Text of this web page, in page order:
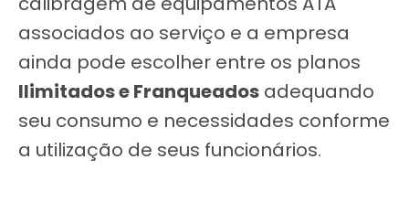
associados ao serviço e a empresa
ainda pode escolher entre os planos
Ilimitados e Franqueados adequando
seu consumo e necessidades conforme
a utilização de seus funcionários.